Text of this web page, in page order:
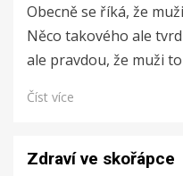
Obecně se říká, že
Něco takového ale
ale pravdou, že muži
Číst více
Zdraví ve skořápce